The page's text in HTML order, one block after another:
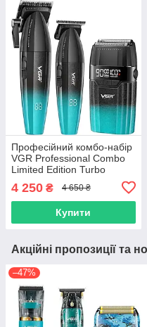
Професійний комбо-набір
VGR Professional Combo
Limited Edition Turbo
GR)
4 250 ₴ 4 650 ₴
Купити
Акційні пропозиції та
–47%